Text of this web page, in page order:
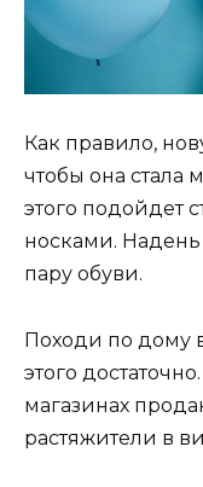
Как правило,
чтобы она стала
этого подойдет
носками.
пару обуви.
Походи по дому
этого
магазинах
растяжители в